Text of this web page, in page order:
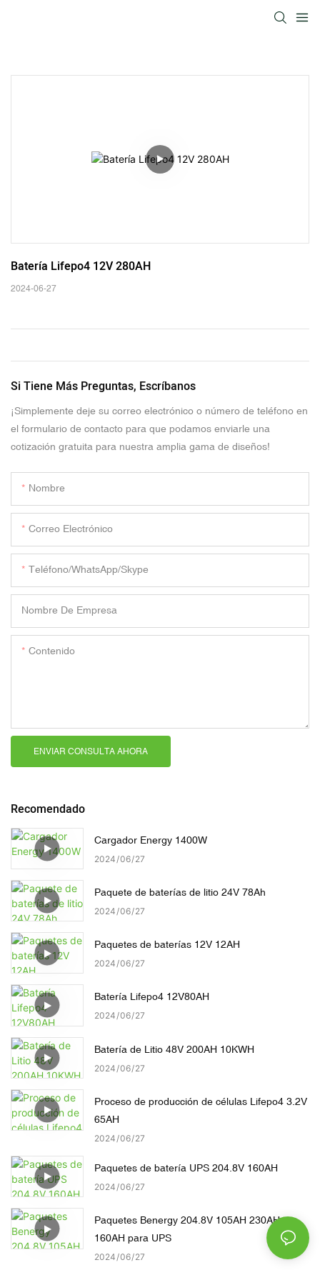
Batería Lifepo4 12V 280AH
2024-06-27
Si Tiene Más Preguntas, Escríbanos
¡Simplemente deje su correo electrónico o número de teléfono en
el formulario de contacto para que podamos enviarle una
cotización gratuita para nuestra amplia gama de diseños!
Nombre
Correo Electrónico
Teléfono/WhatsApp/Skype
Nombre De Empresa
Contenido
ENVIAR CONSULTA AHORA
Recomendado
Cargador Energy 1400W
2024 06 27
Paquete de baterías de litio 24V 78Ah
2024 06 27
Paquetes de baterías 12V 12AH
2024 06 27
Batería Lifepo4 12V80AH
2024 06 27
Batería de Litio 48V 200AH 10KWH
2024 06 27
Proceso de producción de células Lifepo4 3.2V
65AH
2024 06 27
Paquetes de batería UPS 204.8V 160AH
2024 06 27
Paquetes Benergy 204.8V 105AH 230AH
160AH para UPS
2024 06 27